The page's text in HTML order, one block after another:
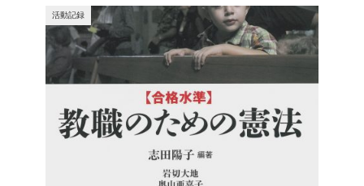
活動記録